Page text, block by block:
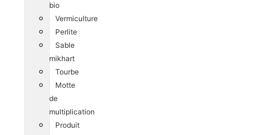
bio
Vermiculture
Perlite
Sable
mikhart
Tourbe
Motte
de
multiplication
Produit